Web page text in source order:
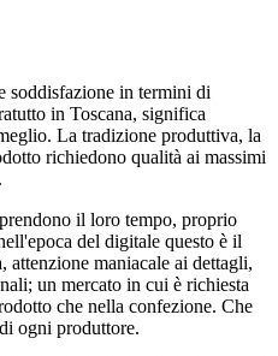
soddisfazione in termini di
in Toscana, significa
La tradizione produttiva, la
richiedono qualità ai massimi
il loro tempo, proprio
del digitale questo è il
attenzione maniacale ai dettagli,
un mercato in cui è richiesta
che nella confezione. Che
ogni produttore.